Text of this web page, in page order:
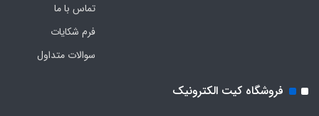
تماس با ما
فرم‌ شکایات
سوالات متداول
فروشگاه کیت الکترونیک